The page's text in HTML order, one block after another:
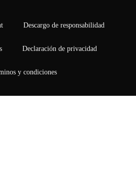
Descargo de responsabilidad
Declaración de privacidad
y condiciones